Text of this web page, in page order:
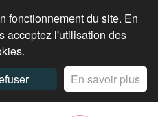
fonctionnement du site. En
acceptez l'utilisation des
En savoir plus